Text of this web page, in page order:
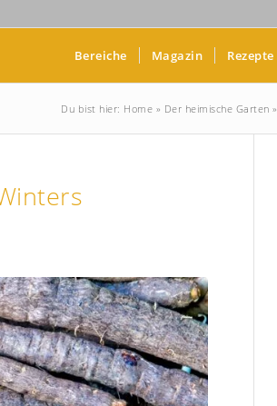
Bereiche Magazin Rezepte
Du bist hier: Home » Der heimische Garten »